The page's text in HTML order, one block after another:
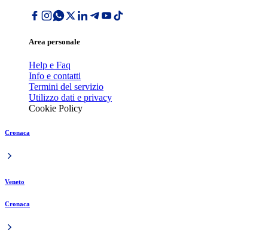
Area personale
Help e Faq
Info e contatti
Termini del servizio
Utilizzo dati e privacy
Cookie Policy
Cronaca
Veneto
Cronaca